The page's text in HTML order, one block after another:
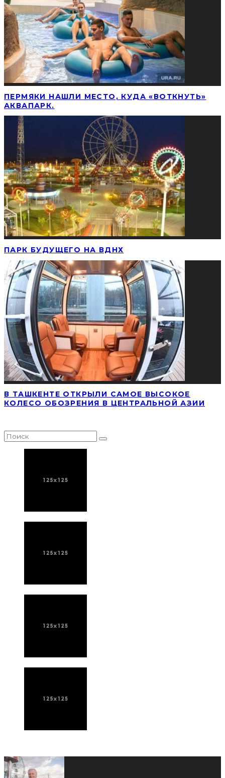
ПЕРМЯКИ НАШЛИ МЕСТО, КУДА «ВОТКНУТЬ»
АКВАПАРК.
ПАРК БУДУЩЕГО НА ВДНХ
В ТАШКЕНТЕ ОТКРЫЛИ САМОЕ ВЫСОКОЕ
КОЛЕСО ОБОЗРЕНИЯ В ЦЕНТРАЛЬНОЙ АЗИИ